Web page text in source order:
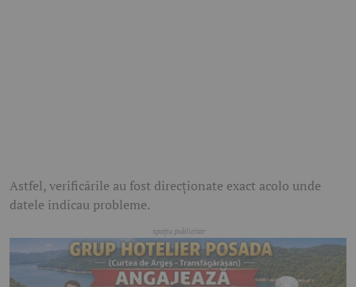
Astfel, verificările au fost direcționate exact acolo unde
datele indicau probleme.